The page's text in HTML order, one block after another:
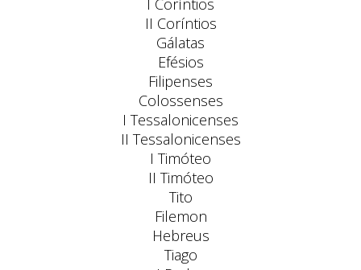
I Coríntios
II Coríntios
Gálatas
Efésios
Filipenses
Colossenses
I Tessalonicenses
II Tessalonicenses
I Timóteo
II Timóteo
Tito
Filemon
Hebreus
Tiago